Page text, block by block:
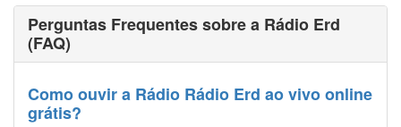
Perguntas Frequentes sobre a Rádio Erd
(FAQ)
Como ouvir a Rádio Rádio Erd ao vivo online
grátis?